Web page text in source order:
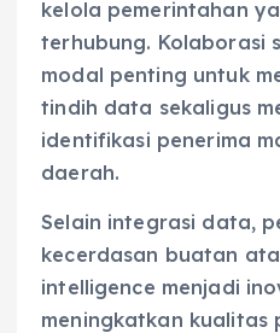
kelola pemerintahan
terhubung. Kolaborasi
modal penting untuk
tindih data sekaligus
identifikasi penerima
daerah.
Selain integrasi data,
kecerdasan buatan
intelligence menjadi
meningkatkan kualitas